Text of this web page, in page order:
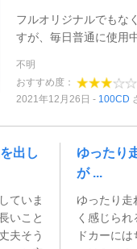
フルオリジナルでもな
すが、毎日普通に使用
不明
おすすめ度：
2021年12月26日
100CD
出し
ていま
いこと
夫そう
ゆったり
が ...
ゆったり走
く感じら
ドカーに